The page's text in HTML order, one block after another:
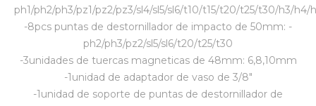
ph1/ph2/ph3/pz1/pz2/pz3/sl4/sl5/sl6/t10/t15/t20/t25/t30/h3/h4/
-8pcs puntas de destornillador de impacto de 50mm: -
ph2/ph3/pz2/sl5/sl6/t20/t25/t30
-3unidades de tuercas magneticas de 48mm: 6,8,10mm
-1unidad de adaptador de vaso de 3/8"
-1unidad de soporte de puntas de destornillador de
Ferretería
Vestimenta y calzado